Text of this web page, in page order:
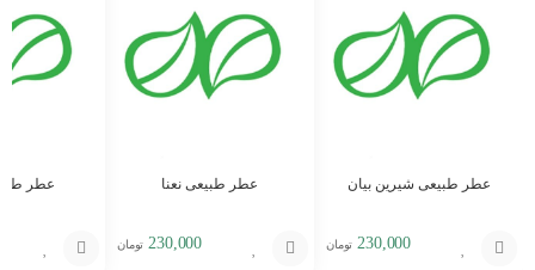
عطر طبیعی شیرین بیان
230,000 تومان
عطر طبیعی نعنا
230,000 تومان
عطر